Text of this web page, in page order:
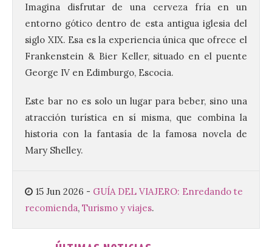
Imagina disfrutar de una cerveza fría en un
entorno gótico dentro de esta antigua iglesia del
siglo XIX. Esa es la experiencia única que ofrece el
Frankenstein & Bier Keller, situado en el puente
George IV en Edimburgo, Escocia.
Este bar no es solo un lugar para beber, sino una
atracción turística en sí misma, que combina la
historia con la fantasía de la famosa novela de
Mary Shelley.
15 Jun 2026 - GUÍA DEL VIAJERO: Enredando te
recomienda, Turismo y viajes.
Festival One More Time,
una cita con la música de
los 80 y 90 para el 16 de
agosto en la Plaza Mayor.
Se celebrará el próximo
domingo 16 de agosto, a
partir de las 23:00 horas,
en la Plaza Mayor de la
del Ayuntamiento de La Bañeza ha